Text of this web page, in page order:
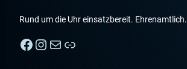
Rund um die Uhr einsatzbereit. Ehrenamtlich.
Facebook Instagram E-Mail Nebenan